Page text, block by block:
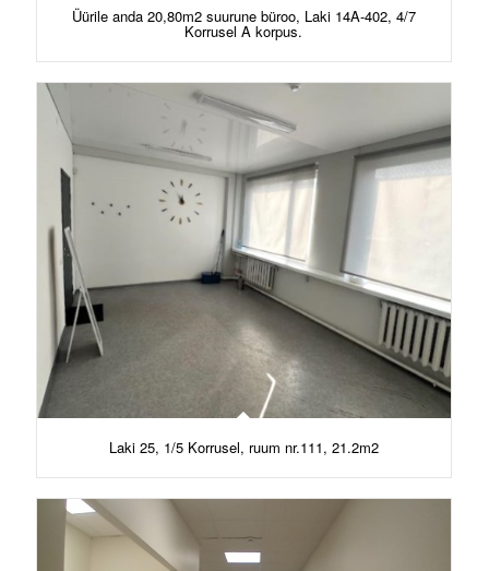
Üürile anda 20,80m2 suurune büroo, Laki 14A-402, 4/7
Korrusel A korpus.
Laki 25, 1/5 Korrusel, ruum nr.111, 21.2m2